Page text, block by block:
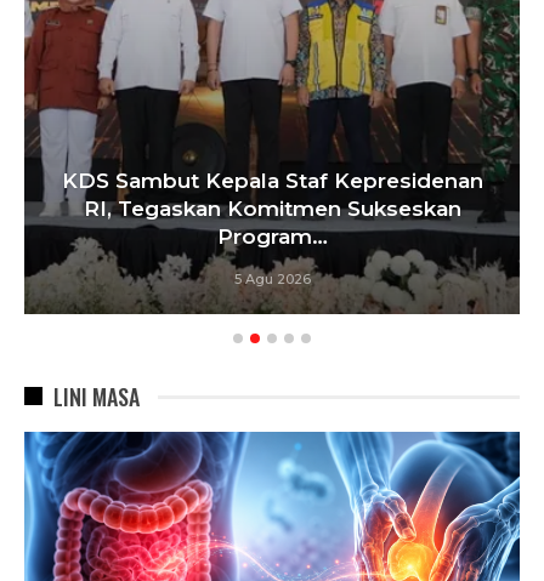
KDS Sambut Kepala Staf Kepresidenan
RI, Tegaskan Komitmen Sukseskan
Program…
5 Agu 2026
LINI MASA